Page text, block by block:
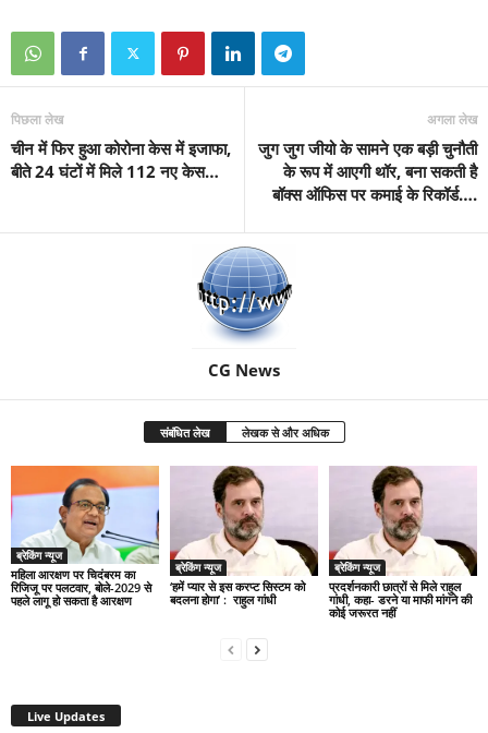
पिछला लेख
चीन में फिर हुआ कोरोना केस में इजाफा,
बीते 24 घंटों में मिले 112 नए केस…
अगला लेख
जुग जुग जीयो के सामने एक बड़ी चुनौती
के रूप में आएगी थॉर, बना सकती है
बॉक्स ऑफिस पर कमाई के रिकॉर्ड….
CG News
संबंधित लेख लेखक से और अधिक
ब्रेकिंग न्यूज
महिला आरक्षण पर चिदंबरम का
रिजिजू पर पलटवार, बोले-2029 से
पहले लागू हो सकता है आरक्षण
ब्रेकिंग न्यूज
‘हमें प्यार से इस करप्ट सिस्टम को
बदलना होगा’ : राहुल गांधी
ब्रेकिंग न्यूज
प्रदर्शनकारी छात्रों से मिले राहुल
गांधी, कहा- डरने या माफी मांगने की
कोई जरूरत नहीं
Live Updates